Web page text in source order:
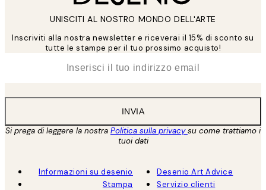
UNISCITI AL NOSTRO MONDO DELL'ARTE
Inscriviti alla nostra newsletter e riceverai il 15% di sconto su
tutte le stampe per il tuo prossimo acquisto!
INVIA
Si prega di leggere la nostra Politica sulla privacysu come trattiamo i
tuoi dati
Informazioni su desenio
Stampa
Desenio Art Advice
Servizio clienti